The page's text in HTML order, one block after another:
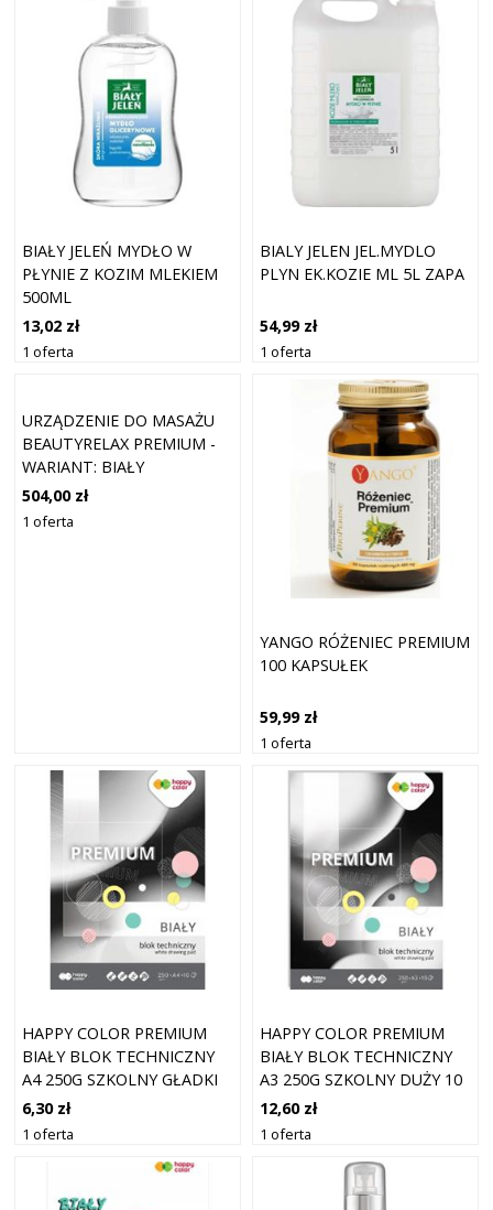
BIAŁY JELEŃ MYDŁO W
PŁYNIE Z KOZIM MLEKIEM
500ML
13,02 zł
1 oferta
BIALY JELEN JEL.MYDLO
PLYN EK.KOZIE ML 5L ZAPA
54,99 zł
1 oferta
URZĄDZENIE DO MASAŻU
BEAUTYRELAX PREMIUM -
WARIANT: BIAŁY
504,00 zł
1 oferta
YANGO RÓŻENIEC PREMIUM
100 KAPSUŁEK
59,99 zł
1 oferta
HAPPY COLOR PREMIUM
BIAŁY BLOK TECHNICZNY
A4 250G SZKOLNY GŁADKI
10 KARTEK
6,30 zł
1 oferta
HAPPY COLOR PREMIUM
BIAŁY BLOK TECHNICZNY
A3 250G SZKOLNY DUŻY 10
KARTEK
12,60 zł
1 oferta